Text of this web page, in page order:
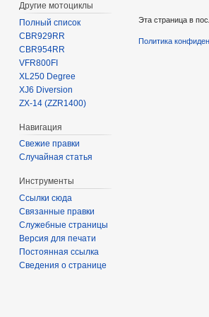
Другие мотоциклы
Полный список
CBR929RR
CBR954RR
VFR800FI
XL250 Degree
XJ6 Diversion
ZX-14 (ZZR1400)
Навигация
Свежие правки
Случайная статья
Инструменты
Ссылки сюда
Связанные правки
Служебные страницы
Версия для печати
Постоянная ссылка
Сведения о странице
Эта страница в
Политика